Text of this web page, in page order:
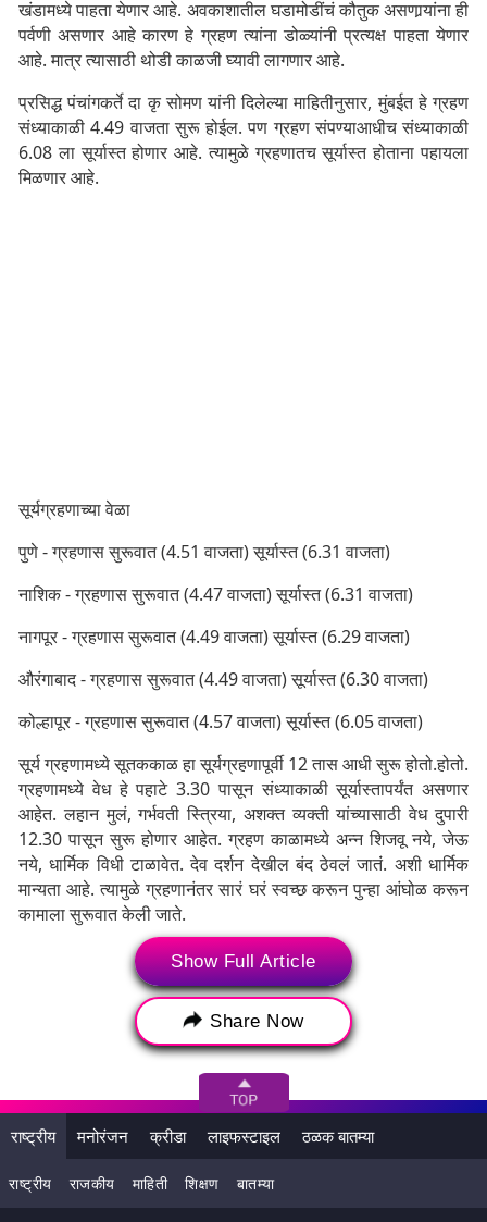
खंडामध्ये पाहता येणार आहे. अवकाशातील घडामोडींचं कौतुक असणार्‍यांना ही
पर्वणी असणार आहे कारण हे ग्रहण त्यांना डोळ्यांनी प्रत्यक्ष पाहता येणार
आहे. मात्र त्यासाठी थोडी काळजी घ्यावी लागणार आहे.
प्रसिद्ध पंचांगकर्ते दा कृ सोमण यांनी दिलेल्या माहितीनुसार, मुंबईत हे ग्रहण
संध्याकाळी 4.49 वाजता सुरू होईल. पण ग्रहण संपण्याआधीच संध्याकाळी
6.08 ला सूर्यास्त होणार आहे. त्यामुळे ग्रहणातच सूर्यास्त होताना पहायला
मिळणार आहे.
सूर्यग्रहणाच्या वेळा
पुणे - ग्रहणास सुरूवात (4.51 वाजता) सूर्यास्त (6.31 वाजता)
नाशिक - ग्रहणास सुरूवात (4.47 वाजता) सूर्यास्त (6.31 वाजता)
नागपूर - ग्रहणास सुरूवात (4.49 वाजता) सूर्यास्त (6.29 वाजता)
औरंगाबाद - ग्रहणास सुरूवात (4.49 वाजता) सूर्यास्त (6.30 वाजता)
कोल्हापूर - ग्रहणास सुरूवात (4.57 वाजता) सूर्यास्त (6.05 वाजता)
सूर्य ग्रहणामध्ये सूतककाळ हा सूर्यग्रहणापूर्वी 12 तास आधी सुरू होतो.होतो.
ग्रहणामध्ये वेध हे पहाटे 3.30 पासून संध्याकाळी सूर्यास्तापर्यंत असणार
आहेत. लहान मुलं, गर्भवती स्त्रिया, अशक्त व्यक्ती यांच्यासाठी वेध दुपारी
12.30 पासून सुरू होणार आहेत. ग्रहण काळामध्ये अन्न शिजवू नये, जेऊ
नये, धार्मिक विधी टाळावेत. देव दर्शन देखील बंद ठेवलं जातंं. अशी धार्मिक
मान्यता आहे. त्यामुळे ग्रहणानंतर सारं घरं स्वच्छ करून पुन्हा आंघोळ करून
कामाला सुरूवात केली जाते.
टीप: सदर लेख केवळ माहिती देण्याच्या उद्देशाने लिहण्यात आला आहे.
यामधील कोणत्याही गोष्टीची लेटेस्टली पुष्टी करत नाही. अंधश्रद्धा
पसवण्याचा आमचा कोणताही उद्देश नाही.
Show Full Article
Share Now
राष्ट्रीय मनोरंजन क्रीडा लाइफस्टाइल ठळक बातम्या
राष्ट्रीय राजकीय माहिती शिक्षण बातम्या